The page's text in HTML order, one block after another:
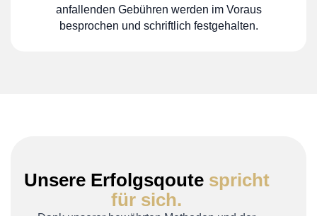
anfallenden Gebühren werden im Voraus
besprochen und schriftlich festgehalten.
Unsere Erfolgsqoutespricht
für sich.